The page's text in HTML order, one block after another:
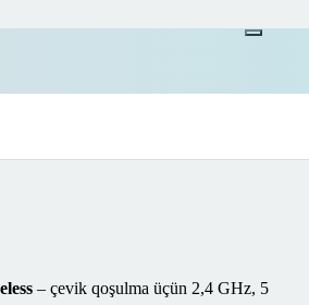
– çevik qoşulma üçün 2,4 GHz, 5